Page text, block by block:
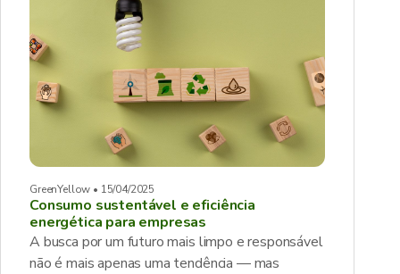
GreenYellow • 15/04/2025
Consumo sustentável e eficiência
energética para empresas
A busca por um futuro mais limpo e responsável
não é mais apenas uma tendência — mas